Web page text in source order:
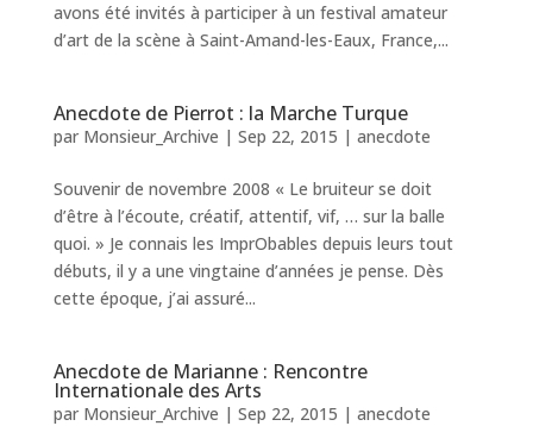
avons été invités à participer à un festival amateur
d’art de la scène à Saint-Amand-les-Eaux, France,...
Anecdote de Pierrot : la Marche Turque
par Monsieur_Archive | Sep 22, 2015 | anecdote
Souvenir de novembre 2008 « Le bruiteur se doit
d’être à l’écoute, créatif, attentif, vif, … sur la balle
quoi. » Je connais les ImprObables depuis leurs tout
débuts, il y a une vingtaine d’années je pense. Dès
cette époque, j’ai assuré...
Anecdote de Marianne : Rencontre
Internationale des Arts
par Monsieur_Archive | Sep 22, 2015 | anecdote